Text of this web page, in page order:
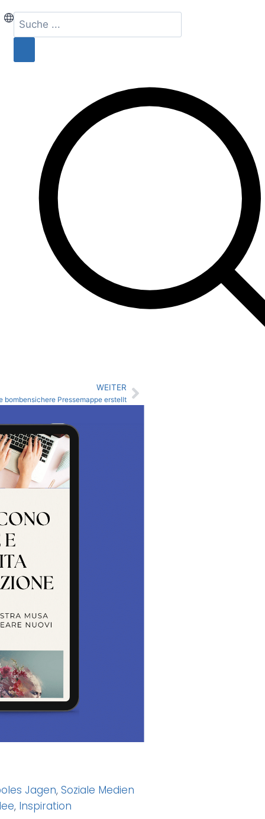
WEITER
bombensichere Pressemappe erstellt
Jagen, Soziale Medien
, Inspiration